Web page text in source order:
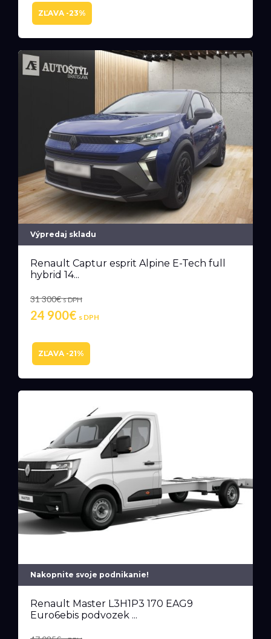
ZĽAVA -23%
Výpredaj skladu
Renault Captur esprit Alpine E-Tech full
hybrid 14...
31 300€s DPH
24 900€ s DPH
ZĽAVA -21%
Nakopnite svoje podnikanie!
Renault Master L3H1P3 170 EAG9
Euro6ebis podvozek ...